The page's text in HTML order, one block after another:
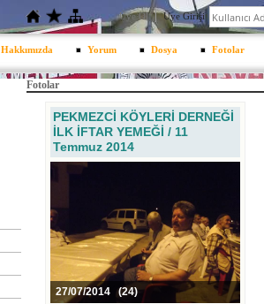
Üye Ol Üye Girişi
Hakkımızda Yorum Dosya Fotolar
Fotolar
PEKMEZCİ KÖYLERİ DERNEĞİ
İLK İFTAR YEMEĞİ / 11
Temmuz 2014
27/07/2014 (24)